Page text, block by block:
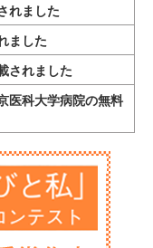
れました
ました
されました
科大学病院の無料